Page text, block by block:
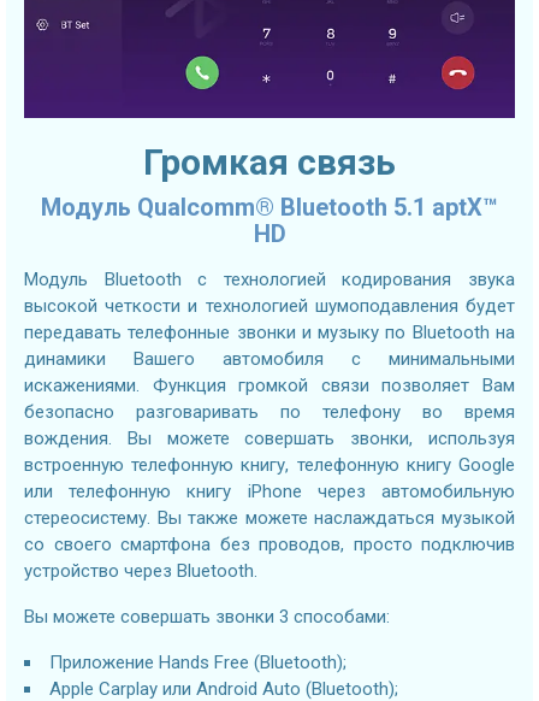
Громкая связь
Модуль Qualcomm® Bluetooth 5.1 aptX™
HD
Модуль Bluetooth с технологией кодирования звука
высокой четкости и технологией шумоподавления будет
передавать телефонные звонки и музыку по Bluetooth на
динамики Вашего автомобиля с минимальными
искажениями. Функция громкой связи позволяет Вам
безопасно разговаривать по телефону во время
вождения. Вы можете совершать звонки, используя
встроенную телефонную книгу, телефонную книгу Google
или телефонную книгу iPhone через автомобильную
стереосистему. Вы также можете наслаждаться музыкой
со своего смартфона без проводов, просто подключив
устройство через Bluetooth.
Вы можете совершать звонки 3 способами:
Приложение Hands Free (Bluetooth);
Apple Carplay или Android Auto (Bluetooth);